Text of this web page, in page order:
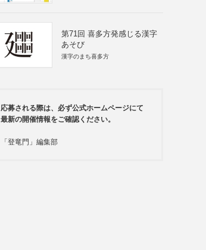
第71回 喜多方発感じる漢字
あそび
漢字のまち喜多方
応募される際は、必ず公式ホームページにて
最新の開催情報をご確認ください。
「登竜門」編集部